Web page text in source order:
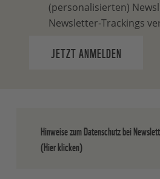
(personalisierten)
Newsletter-Trackings
JETZT ANMELDEN
Hinweise zum Datenschutz bei
(Hier klicken)